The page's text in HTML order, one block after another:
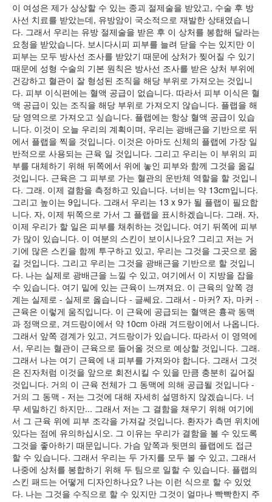
이 여성은 제가 상상할 수 있는 종괴 절제술을 받았고, 수술 후 방
사선 치료를 받았는데, 유방암이 국소적으로 재발한 상태였습니
다. 그래서 우리는 유방 절제술을 받은 후 이 상처를 봉합해 달라는
요청을 받았습니다. 보시다시피 피부를 늘려 닫을 수는 있지만 이
피부는 모두 방사선 조사를 받았기 때문에 상처가 찢어질 수 있기
때문에 성형 수술의 기본 원칙은 방사선 조사를 받은 상처 부위에
건강하고 혈관이 잘 형성된 조직을 해당 부위로 가져오는 것입니
다. 피부 이식편에는 혈액 공급이 없습니다. 따라서 피부 이식은 혈
액 공급이 있는 조직을 해당 부위로 가져오지 않습니다. 플랩을 해
당 영역으로 가져오고 싶습니다. 플랩에는 항상 혈액 공급이 있습
니다. 이것이 오늘 우리의 계획이며, 우리는 광배근을 기반으로 뒤
에서 플랩을 찍을 것입니다. 이것은 아마도 신체의 플랩에 가장 일
반적으로 사용되는 근육 일 것입니다. 그리고 우리는 이 부위의 피
부를 대체하기 위해 뒤쪽에서 위에 놓인 피부와 함께 그것을 옮길
것입니다. 근육은 그 피부로 가는 혈관의 운반체 역할을 할 것입니
다. 그래. 이제 결함을 측정하고 있습니다. 너비는 약 13cm입니다.
그리고 높이는 9입니다. 그래서 우리는 13 x 9가 될 플랩이 필요합
니다. 자, 이제 뒤쪽으로 가서 그 플랩을 표시하겠습니다. 그래. 자,
이제 우리가 할 일은 피부를 채취하는 것입니다. 여기 뒤쪽에 피부
가 많이 있습니다. 이 여분의 스킨이 보이시나요? 그리고 저는 거
기에 많은 스킨을 함께 투구하고 있고, 우리는 그것을 그곳으로 옮
길 것입니다. 그리고 우리는 그것을 광배근을 기반으로 할 것입니
다. 나는 실제로 광배근을 느낄 수 있고, 여기에서 이 지방을 잡을
수 있습니다. 여기 밑에 있는 근육이 느껴져요. 이 근육의 앞쪽 경
계는 실제로 - 실제로 옳습니다 - 글쎄요. 그래서 - 마커? 자, 마커 -
근육은 이렇게 움직입니다. 이 근육에 공급되는 혈액은 흉곽 동맥
과 정맥으로, 겨드랑이에서 약 10cm 아래 겨드랑이에서 나옵니다.
그래서 앞쪽 경계가 있고, 겨드랑이가 있습니다. 따라서 이 영역에
서, 우리는 혈관이 근육으로 들어올 것으로 예상할 것입니다. 그래.
그래서 나는 여기 근육에 내 피부를 가져와야 합니다. 그래서 그것
은 진자처럼 이것을 앞으로 회전시킬 수 있을 만큼 충분히 길어질
것입니다. 거의 이 근육 전체가 그 동맥에 의해 공급될 것입니다 -
거의 그 동맥 - 저는 그것에 대해 자세히 설명하지 않겠습니다. 너
무 세밀하긴 하지만... 그래서 저는 그 결함을 채우기 위해 여기에
서 그 근육 위에 피부 조각을 가져갈 것입니다. 환자가 측면 위치에
있다는 점에 유의하십시오. 그 이유는 우리가 결함을 볼 수 있도록
그것을 좋아하기 때문입니다. 가슴 앞쪽과 뒷면의 플랩에도 접근
할 수 있습니다. 그래서 우리는 두 가지를 모두 볼 수 있고, 그래서
나중에 상처를 봉합하기 위해 두 팀으로 일할 수 있습니다. 플랩의
스킨 패드는 어떻게 디자인하나요? 나는 이런 식으로 할 수 있었
다. 나는 그것을 수직으로 할 수 있지만 그것이 얼마나 빡빡한지 주